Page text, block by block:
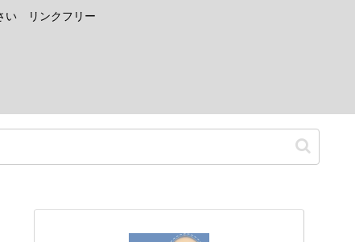
い リンクフリー